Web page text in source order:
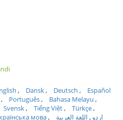
Dansk Deutsch
Español
Português
Bahasa Melayu
Svensk Tiếng Việt
Türkçe
мова اردو اللغة العربية